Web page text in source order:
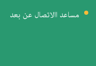
مساعد االاتصال عن بعد